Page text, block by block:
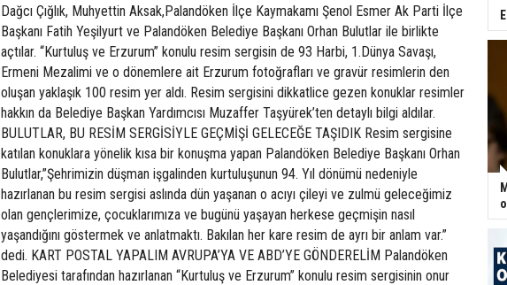
Dağcı Çığlık, Muhyettin Aksak,Palandöken İlçe Kaymakamı Şenol Esmer Ak Parti İlçe
Başkanı Fatih Yeşilyurt ve Palandöken Belediye Başkanı Orhan Bulutlar ile birlikte
açtılar. “Kurtuluş ve Erzurum” konulu resim sergisin de 93 Harbi, 1.Dünya Savaşı,
Ermeni Mezalimi ve o dönemlere ait Erzurum fotoğrafları ve gravür resimlerin den
oluşan yaklaşık 100 resim yer aldı. Resim sergisini dikkatlice gezen konuklar resimler
hakkın da Belediye Başkan Yardımcısı Muzaffer Taşyürek’ten detaylı bilgi aldılar.
BULUTLAR, BU RESİM SERGİSİYLE GEÇMİŞİ GELECEĞE TAŞIDIK Resim sergisine
katılan konuklara yönelik kısa bir konuşma yapan Palandöken Belediye Başkanı Orhan
Bulutlar,”Şehrimizin düşman işgalinden kurtuluşunun 94. Yıl dönümü nedeniyle
hazırlanan bu resim sergisi aslında dün yaşanan o acıyı çileyi ve zulmü geleceğimiz
olan gençlerimize, çocuklarımıza ve bugünü yaşayan herkese geçmişin nasıl
yaşandığını göstermek ve anlatmaktı. Bakılan her kare resim de ayrı bir anlam var.”
dedi. KART POSTAL YAPALIM AVRUPA’YA VE ABD’YE GÖNDERELİM Palandöken
Belediyesi tarafından hazırlanan “Kurtuluş ve Erzurum” konulu resim sergisinin onur